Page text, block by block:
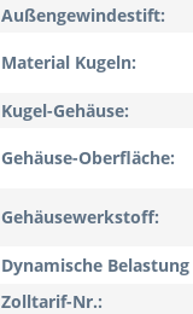
Außengewindestift:
Material Kugeln:
Kugel-Gehäuse:
Gehäuse-Oberfläche:
Gehäusewerkstoff:
Dynamische
Zolltarif-Nr.: